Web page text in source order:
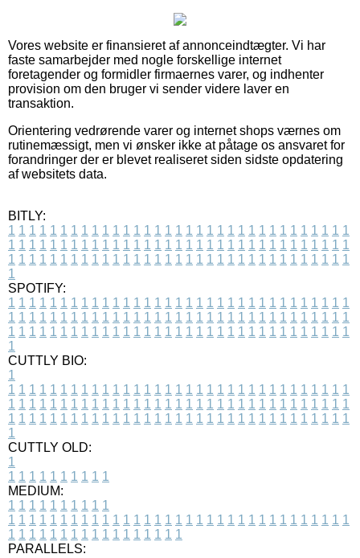
Vores website er finansieret af annonceindtægter. Vi har
faste samarbejder med nogle forskellige internet
foretagender og formidler firmaernes varer, og indhenter
provision om den bruger vi sender videre laver en
transaktion.
Orientering vedrørende varer og internet shops værnes om
rutinemæssigt, men vi ønsker ikke at påtage os ansvaret for
forandringer der er blevet realiseret siden sidste opdatering
af websitets data.
BITLY:
1 1 1 1 1 1 1 1 1 1 1 1 1 1 1 1 1 1 1 1 1 1 1 1 1 1 1 1 1 1 1 1 1
1 1 1 1 1 1 1 1 1 1 1 1 1 1 1 1 1 1 1 1 1 1 1 1 1 1 1 1 1 1 1 1 1
1 1 1 1 1 1 1 1 1 1 1 1 1 1 1 1 1 1 1 1 1 1 1 1 1 1 1 1 1 1 1 1 1
1
SPOTIFY:
1 1 1 1 1 1 1 1 1 1 1 1 1 1 1 1 1 1 1 1 1 1 1 1 1 1 1 1 1 1 1 1 1
1 1 1 1 1 1 1 1 1 1 1 1 1 1 1 1 1 1 1 1 1 1 1 1 1 1 1 1 1 1 1 1 1
1 1 1 1 1 1 1 1 1 1 1 1 1 1 1 1 1 1 1 1 1 1 1 1 1 1 1 1 1 1 1 1 1
1
CUTTLY BIO:
1
1 1 1 1 1 1 1 1 1 1 1 1 1 1 1 1 1 1 1 1 1 1 1 1 1 1 1 1 1 1 1 1 1
1 1 1 1 1 1 1 1 1 1 1 1 1 1 1 1 1 1 1 1 1 1 1 1 1 1 1 1 1 1 1 1 1
1 1 1 1 1 1 1 1 1 1 1 1 1 1 1 1 1 1 1 1 1 1 1 1 1 1 1 1 1 1 1 1 1
1
CUTTLY OLD:
1
1 1 1 1 1 1 1 1 1 1
MEDIUM:
1 1 1 1 1 1 1 1 1 1
1 1 1 1 1 1 1 1 1 1 1 1 1 1 1 1 1 1 1 1 1 1 1 1 1 1 1 1 1 1 1 1 1
1 1 1 1 1 1 1 1 1 1 1 1 1 1 1 1 1
PARALLELS: